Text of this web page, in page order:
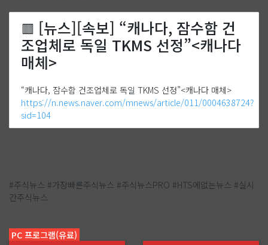
🟥 [뉴스][속보] “캐나다, 잠수함 건
조업체로 독일 TKMS 선정”<캐나다
매체>
“캐나다, 잠수함 건조업체로 독일 TKMS 선정”<캐나다 매체>
https://n.news.naver.com/mnews/article/011/0004638724?
sid=104
#주식뉴스 #가장빠른주식뉴스 #주식뉴스PRO #HTS에없는뉴스 #실시
간주식뉴스
PC 프로그램(유료)